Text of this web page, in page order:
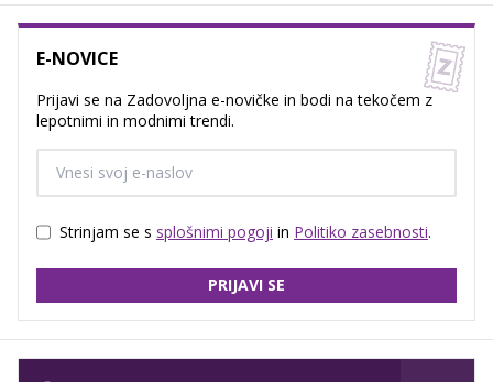
E-NOVICE
Prijavi se na Zadovoljna e-novičke in bodi na tekočem z
lepotnimi in modnimi trendi.
Strinjam se s splošnimi pogoji in Politiko zasebnosti.
PRIJAVI SE